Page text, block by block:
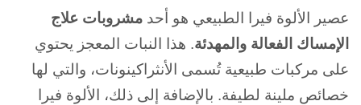
عصير الألوة فيرا الطبيعي هو أحد مشروبات علاج
الإمساك الفعالة والمهدئة. هذا النبات المعجز يحتوي
على مركبات طبيعية تُسمى الأنثراكينونات، والتي لها
خصائص ملينة لطيفة. بالإضافة إلى ذلك، الألوة فيرا